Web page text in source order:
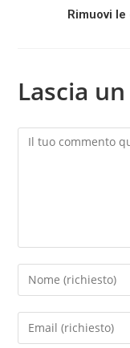
Rimuovi
Lascia